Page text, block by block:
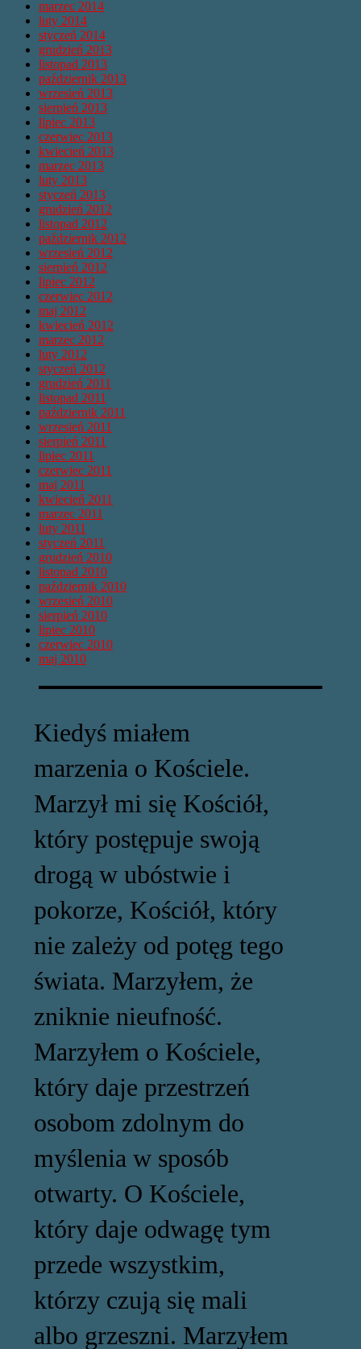
marzec 2014
luty 2014
styczeń 2014
grudzień 2013
listopad 2013
październik 2013
wrzesień 2013
sierpień 2013
lipiec 2013
czerwiec 2013
kwiecień 2013
marzec 2013
luty 2013
styczeń 2013
grudzień 2012
listopad 2012
październik 2012
wrzesień 2012
sierpień 2012
lipiec 2012
czerwiec 2012
maj 2012
kwiecień 2012
marzec 2012
luty 2012
styczeń 2012
grudzień 2011
listopad 2011
październik 2011
wrzesień 2011
sierpień 2011
lipiec 2011
czerwiec 2011
maj 2011
kwiecień 2011
marzec 2011
luty 2011
styczeń 2011
grudzień 2010
listopad 2010
październik 2010
wrzesień 2010
sierpień 2010
lipiec 2010
czerwiec 2010
maj 2010
Kiedyś miałem
marzenia o Kościele.
Marzył mi się Kościół,
który postępuje swoją
drogą w ubóstwie i
pokorze, Kościół, który
nie zależy od potęg tego
świata. Marzyłem, że
zniknie nieufność.
Marzyłem o Kościele,
który daje przestrzeń
osobom zdolnym do
myślenia w sposób
otwarty. O Kościele,
który daje odwagę tym
przede wszystkim,
którzy czują się mali
albo grzeszni. Marzyłem